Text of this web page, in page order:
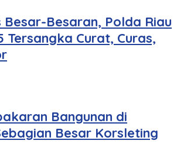
Besar-Besaran, Polda Riau
Tersangka Curat, Curas,
Bangunan di
Besar Korsleting